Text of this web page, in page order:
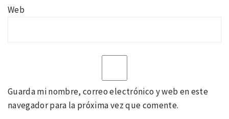
Web
Guarda mi nombre, correo electrónico y web en este
navegador para la próxima vez que comente.